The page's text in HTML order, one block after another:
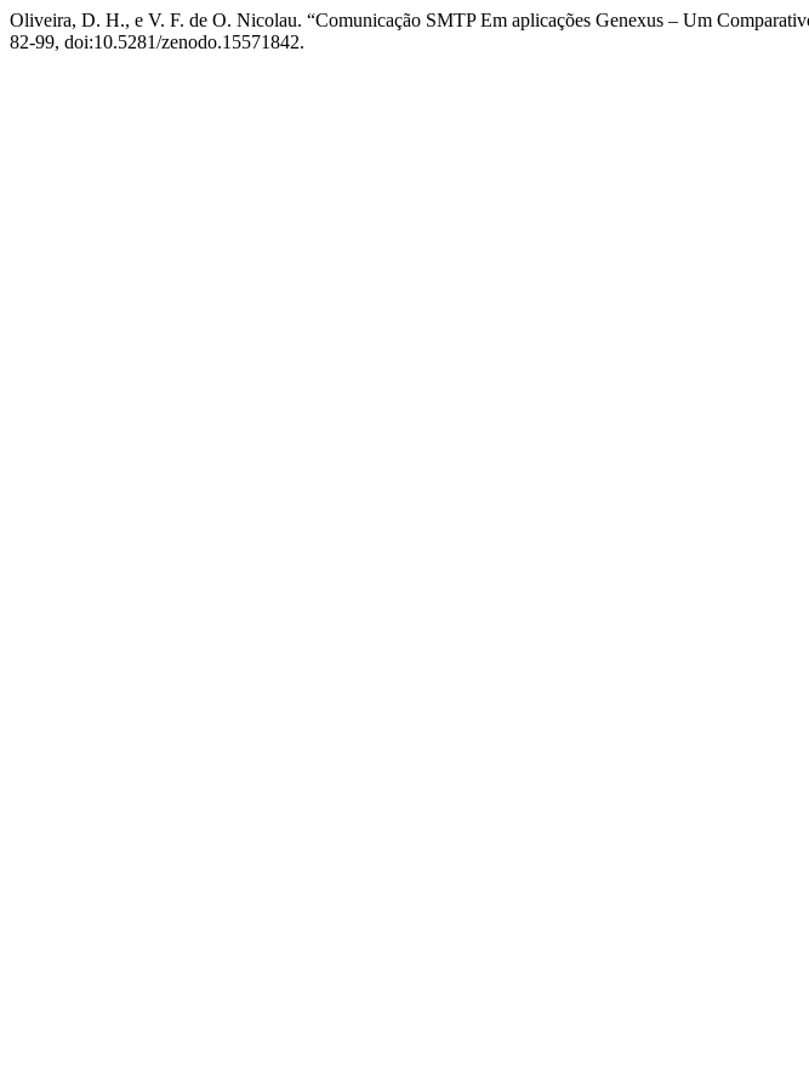
Oliveira, D. H., e V. F. de O. Nicolau. “Comunicação SMTP Em aplicações Genexus – Um
82-99, doi:10.5281/zenodo.15571842.